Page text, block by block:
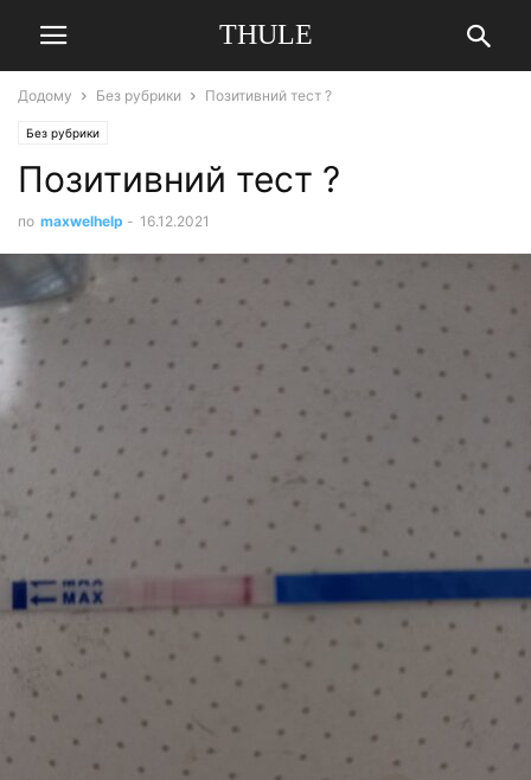
THULE
Додому Без рубрики Позитивний тест ?
Без рубрики
Позитивний тест ?
по maxwelhelp - 16.12.2021